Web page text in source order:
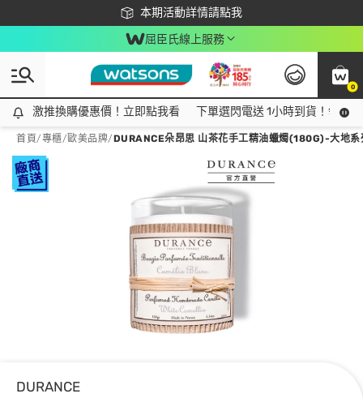
本期活動詳情請點我
下載app最高回饋$350
屈臣氏線上服務
0
激推換購優惠價！立即點我看
激推換購優惠價！立即點我看 下單選閃電送 1小時到貨！領神
首頁/專櫃/ 歐美品牌/DURANCE朵昂思 山茶花手工精油蠟燭(180G)-大地系
DURANCE